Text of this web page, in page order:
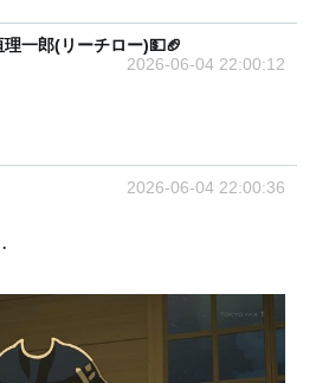
理一郎(リーチロー)💵🏈
2026-06-04 22:00:12
2026-06-04 22:00:36